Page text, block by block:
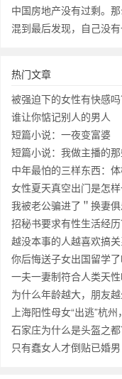
中国房地产没有过剩。
混到最后发现，自己没
热门文章
被强迫下的女性有快感吗
谁让你惦记别人的男人
短篇小说：一夜变富婆
短篇小说：我做主播的
中年最怕的三样东西：
女性夏天真空出门是怎样
我被老公骗进了＂换妻俱
招秘书要求有性生活经历
越没本事的人越喜欢搞关
你后悔送子女出国留学了
一夫一妻制符合人类天性
为什么年龄越大，朋友越
上海阳性母女“出逃”杭
石家庄为什么是头盔之都
只有蠢女人才倒贴已婚男